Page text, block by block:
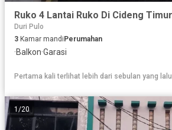
Duri Pulo
3 Kamar mandi Perumahan
·Balkon·Garasi
Pertama kali terlihat lebih dari sebulan yang lalu
1 /20